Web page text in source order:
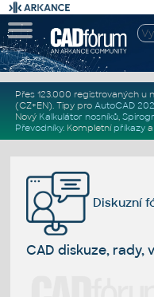
Přes 123.000 registrovaných u
(CZ+EN). Tipy pro AutoCAD
Nový Kalkulátor nosníků,
Převodníky. Kompletní příkazya
Diskuzní
CAD diskuze, rady,